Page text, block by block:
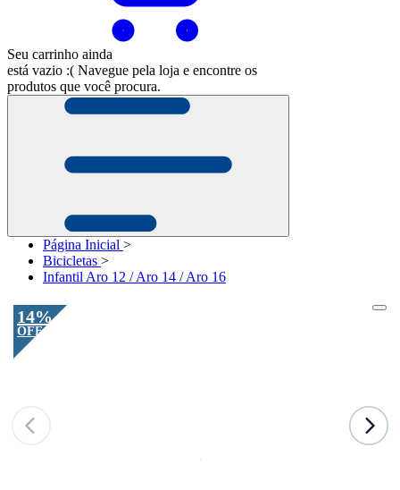
Seu carrinho ainda
está vazio :( Navegue pela loja e encontre os
produtos que você procura.
Página Inicial >
Bicicletas >
Infantil Aro 12 / Aro 14 / Aro 16
14%
OFF